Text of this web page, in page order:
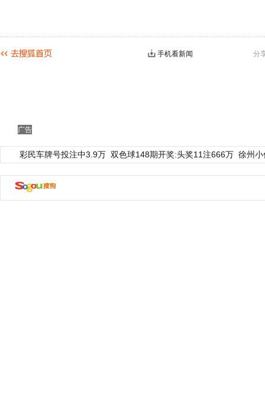
分
手机看新闻
广告
彩民车牌号投注中3.9万 双色球148期开奖:头奖11注666万 徐州